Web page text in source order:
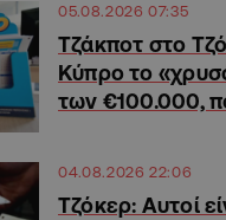
05.08.2026 07:35
Τζάκποτ στο
Κύπρο το
των €100.000,
04.08.2026 22:06
Τζόκερ: Αυτοί